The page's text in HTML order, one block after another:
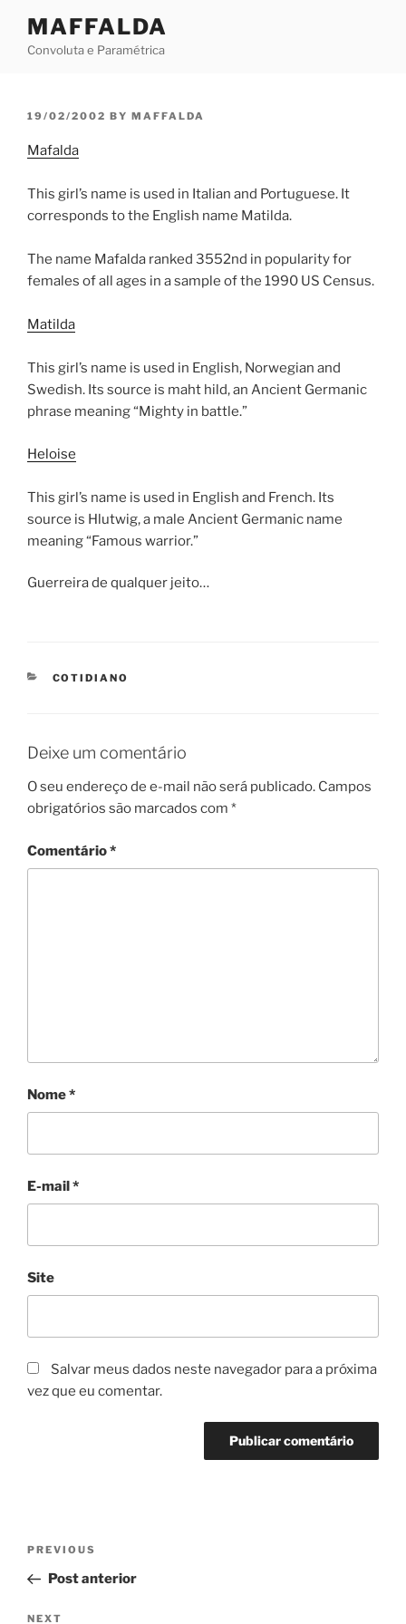
content
MAFFALDA
Convoluta e Paramétrica
POSTED
19/02/2002 BY MAFFALDA
Mafalda
This girl’s name is used in Italian and Portuguese. It
corresponds to the English name Matilda.
The name Mafalda ranked 3552nd in popularity for
females of all ages in a sample of the 1990 US Census.
Matilda
This girl’s name is used in English, Norwegian and
Swedish. Its source is maht hild, an Ancient Germanic
phrase meaning “Mighty in battle.”
Heloise
This girl’s name is used in English and French. Its
source is Hlutwig, a male Ancient Germanic name
meaning “Famous warrior.”
Guerreira de qualquer jeito…
CATEGORIES
COTIDIANO
Deixe um comentário
O seu endereço de e-mail não será publicado. Campos
obrigatórios são marcados com *
Comentário*
Nome*
E-mail*
Site
Salvar meus dados neste navegador para a próxima
vez que eu comentar.
Navegação
Post
Previous
Post
PREVIOUS
Post anterior
Next
NEXT